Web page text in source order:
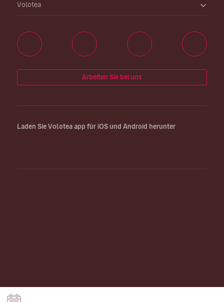
Volotea
Arbeiten Sie bei uns
Laden Sie Volotea app für iOS und Android herunter